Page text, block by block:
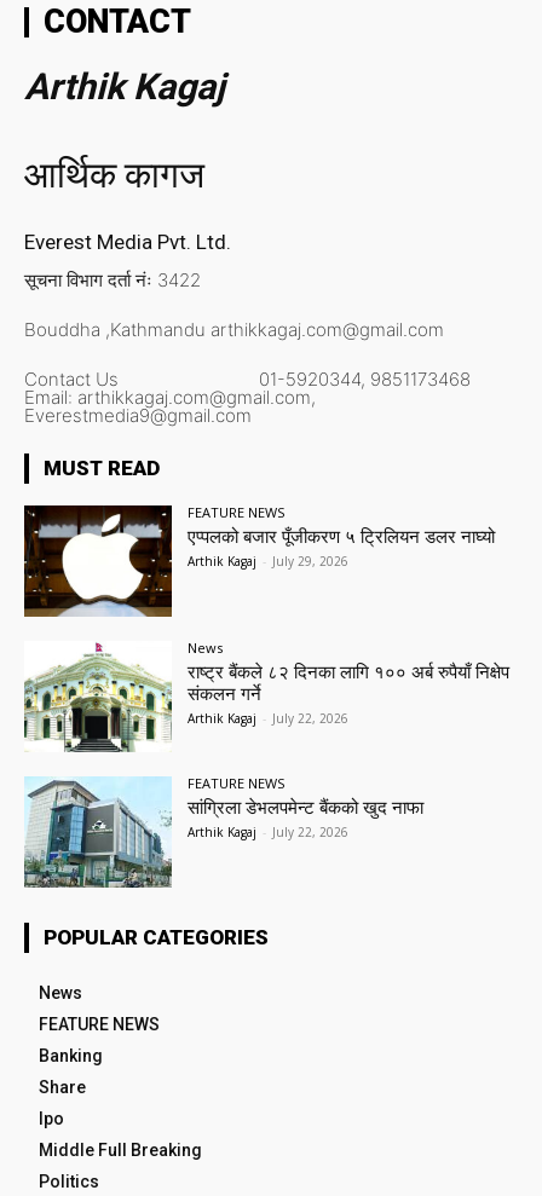
CONTACT
Arthik Kagaj
आर्थिक कागज
Everest Media Pvt. Ltd.
सूचना विभाग दर्ता नंः 3422
Bouddha ,Kathmandu arthikkagaj.com@gmail.com
Contact Us 01-5920344, 9851173468
Email: arthikkagaj.com@gmail.com,
Everestmedia9@gmail.com
MUST READ
FEATURE NEWS
एप्पलको बजार पूँजीकरण ५ ट्रिलियन डलर नाघ्यो
Arthik Kagaj - July 29, 2026
News
राष्ट्र बैंकले ८२ दिनका लागि १०० अर्ब रुपैयाँ निक्षेप
संकलन गर्ने
Arthik Kagaj - July 22, 2026
FEATURE NEWS
सांग्रिला डेभलपमेन्ट बैंकको खुद नाफा
Arthik Kagaj - July 22, 2026
POPULAR CATEGORIES
News
FEATURE NEWS
Banking
Share
Ipo
Middle Full Breaking
Politics